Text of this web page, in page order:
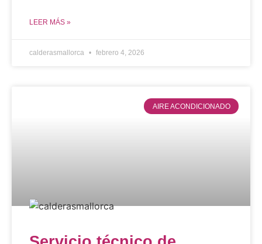
LEER MÁS »
calderasmallorca febrero 4, 2026
AIRE ACONDICIONADO